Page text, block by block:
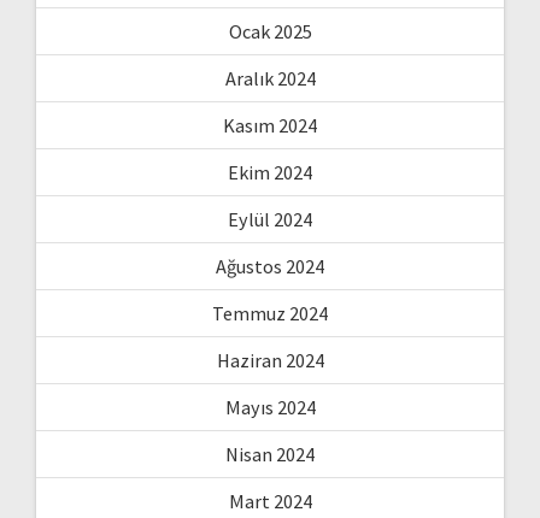
Ocak 2025
Aralık 2024
Kasım 2024
Ekim 2024
Eylül 2024
Ağustos 2024
Temmuz 2024
Haziran 2024
Mayıs 2024
Nisan 2024
Mart 2024